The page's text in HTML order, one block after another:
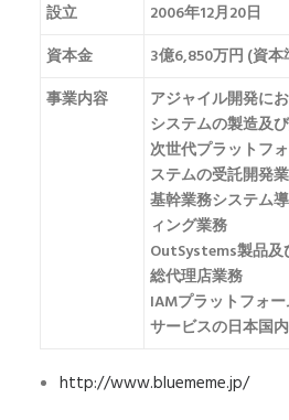
設立
2006年12月20日
資本金
3億6,850万円 (資本
事業内容
アジャイル開発に
システムの製造及
次世代プラットフ
ステムの受託開発
基幹業務システム
ィング業務
OutSystems製品
総代理店業務
IAMプラットフォ
サービスの日本国
http://www.bluememe.jp/